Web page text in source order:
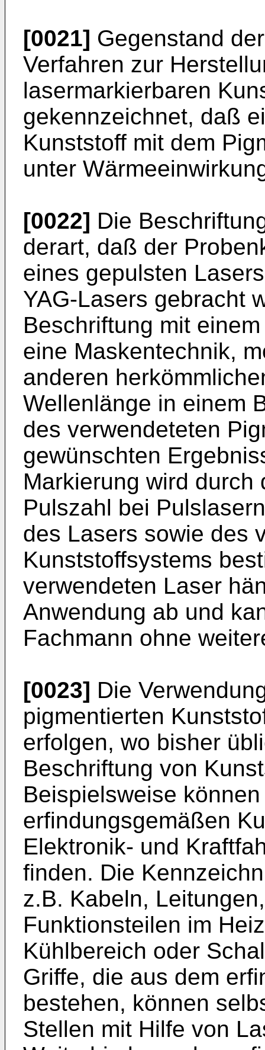
[0021] Gegenstand
Verfahren zur
lasermarkierbaren
gekennzeichnet, daß
Kunststoff mit dem
unter
[0022] Die
derart, daß der
eines gepulsten
YAG-Lasers gebracht
Beschriftung mit
eine Maskentechnik,
anderen
Wellenlänge in einem
des verwendeteten
gewünschten
Markierung wird durch
Pulszahl bei
des Lasers sowie des
Kunststoffsystems
verwendeten Laser
Anwendung ab und
Fachmann ohne
[0023] Die
pigmentierten
erfolgen, wo bisher
Beschriftung von
Beispielsweise
erfindungsgemäßen
Elektronik- und
finden. Die
z.B. Kabeln,
Funktionsteilen im
Kühlbereich oder
Griffe, die aus dem
bestehen, können
Stellen mit Hilfe von